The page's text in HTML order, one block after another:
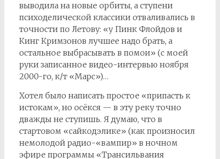
выводила на новые орбиты, а ступени
психоделической классики отваливались в
точности по Летову: «у Пинк Флойдов и
Кинг Кримзонов лучшее надо брать, а
остальное выбрасывать в помои» (с моей
руки записанное видео-интервью ноября
2000-го, к/т «Марс»)…
Хотел было написать простое «припасть к
истокам», но осёкся — в эту реку точно
дважды не ступишь. Я думаю, что в
стартовом «сайкодэлике» (как произносил
немолодой радио-«вампир» в ночном
эфире программы «Трансильвания